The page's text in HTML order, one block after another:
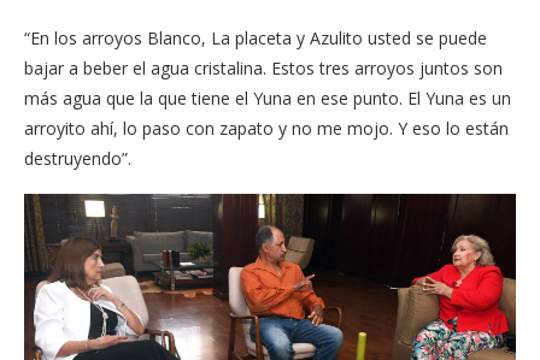
“En los arroyos Blanco, La placeta y Azulito usted se puede
bajar a beber el agua cristalina. Estos tres arroyos juntos son
más agua que la que tiene el Yuna en ese punto. El Yuna es un
arroyito ahí, lo paso con zapato y no me mojo. Y eso lo están
destruyendo”.